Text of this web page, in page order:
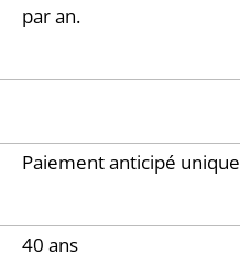
par an.
Paiement anticipé unique
40 ans